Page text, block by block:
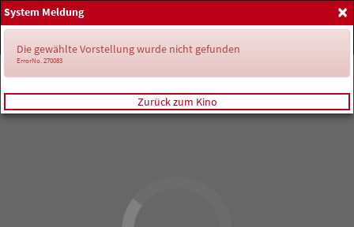
Home
Anmelden
×
System Meldung
Die gewählte Vorstellung wurde nicht gefunden
ErrorNo. 270083
Zurück zum Kino